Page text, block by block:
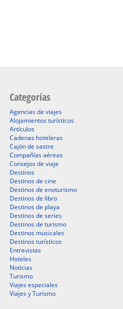
Categorías
Agencias de viajes
Alojamientos turísticos
Artículos
Cadenas hoteleras
Cajón de sastre
Compañías aéreas
Consejos de viaje
Destinos
Destinos de cine
Destinos de enoturismo
Destinos de libro
Destinos de playa
Destinos de series
Destinos de turismo
Destinos musicales
Destinos turísticos
Entrevistas
Hoteles
Noticias
Turismo
Viajes especiales
Viajes y Turismo